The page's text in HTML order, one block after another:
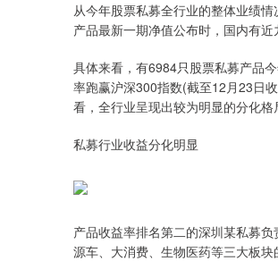
从今年股票私募全行业的整体业绩
产品最新一期净值公布时，国内有近
具体来看，有6984只股票私募产品
率跑赢沪深300指数(截至12月23日
看，全行业呈现出较为明显的分化格
私募行业收益分化明显
产品收益率排名第二的深圳某私募
源车、大消费、生物医药等三大板